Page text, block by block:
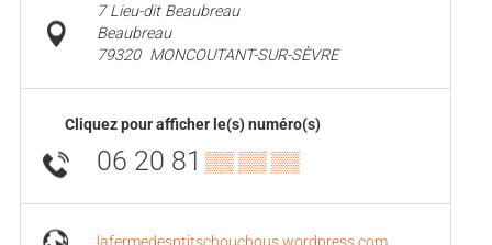
7 Lieu-dit Beaubreau
Beaubreau
79320 MONCOUTANT-SUR-SÈVRE
Cliquez pour afficher le(s) numéro(s)
06 20 81 ▒▒ ▒▒ ▒▒